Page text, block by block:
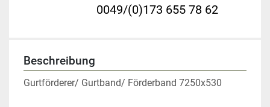
0049/(0)173 655 78 62
Beschreibung
Gurtförderer/ Gurtband/ Förderband 7250x530